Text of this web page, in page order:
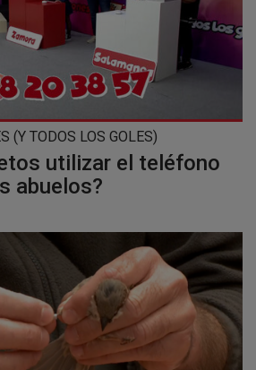
(Y TODOS LOS GOLES)
utilizar el teléfono
abuelos?